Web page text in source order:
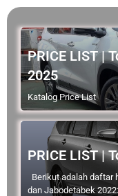
PRICE LIST |
2025
Katalog Price List
PRICE LIST |
Berikut adalah daftar
dan Jabodetabek